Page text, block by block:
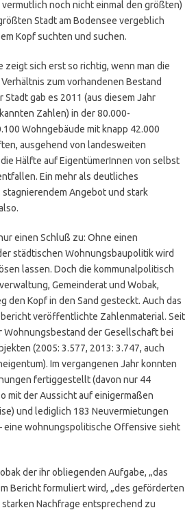
noch nicht einmal den größten)
Stadt am Bodensee vergeblich
Kopf suchten und suchen.
zeigt sich erst so richtig, wenn man die
zum vorhandenen Bestand
Stadt gab es 2011 (aus diesem Jahr
Zahlen) in der 80.000-
Wohngebäude mit knapp 42.000
ausgehend von landesweiten
Hälfte auf EigentümerInnen von selbst
Ein mehr als deutliches
Angebot und stark
einen Schluß zu: Ohne einen
städtischen Wohnungsbaupolitik wird
lassen. Doch die kommunalpolitisch
Gemeinderat und Wobak,
den Kopf in den Sand gesteckt. Auch das
veröffentlichte Zahlenmaterial. Seit
Wohnungsbestand der Gesellschaft bei
(2005: 3.577, 2013: 3.747, auch
Im vergangenen Jahr konnten
fertiggestellt (davon nur 44
mit der Aussicht auf einigermaßen
und lediglich 183 Neuvermietungen
eine wohnungspolitische Offensive sieht
der ihr obliegenden Aufgabe, „das
Bericht formuliert wird, „des geförderten
Nachfrage entsprechend zu